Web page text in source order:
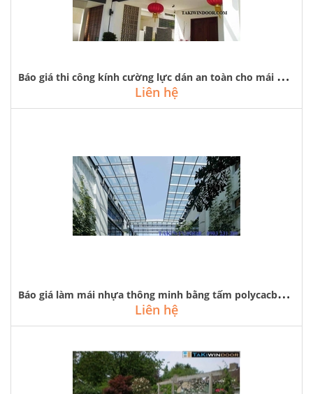
B
áo giá thi công kính cường lực dán an toàn cho mái kính, sàn kính
Liên hệ
B
áo giá làm mái nhựa thông minh bằng tấm polycacbonat tại hà nội
Liên hệ